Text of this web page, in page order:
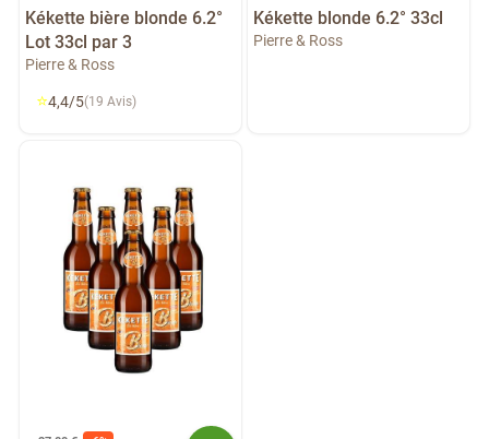
Kékette bière blonde 6.2°
Lot 33cl par 3
Pierre & Ross
⭐4,4/5(19 Avis)
Kékette blonde 6.2° 33cl
Pierre & Ross